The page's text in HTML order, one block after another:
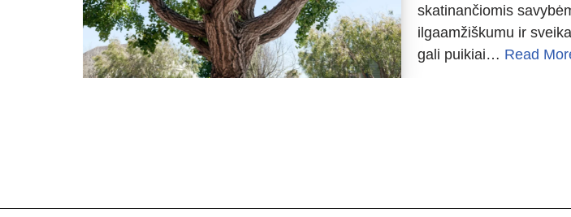
skatinančiomis
ilgaamžiškumu ir
gali puikiai… Read